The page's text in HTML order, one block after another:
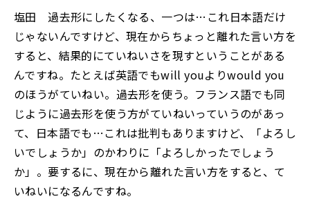
塩田 過去形にしたくなる、一つは…これ日本語だけ
じゃないんですけど、現在からちょっと離れた言い方を
すると、結果的にていねいさを現すということがある
んですね。たとえば英語でもwill youよりwould you
のほうがていねい。過去形を使う。フランス語でも同
じように過去形を使う方がていねいっていうのがあっ
て、日本語でも…これは批判もありますけど、「よろし
いでしょうか」のかわりに「よろしかったでしょう
か」。要するに、現在から離れた言い方をすると、て
いねいになるんですね。